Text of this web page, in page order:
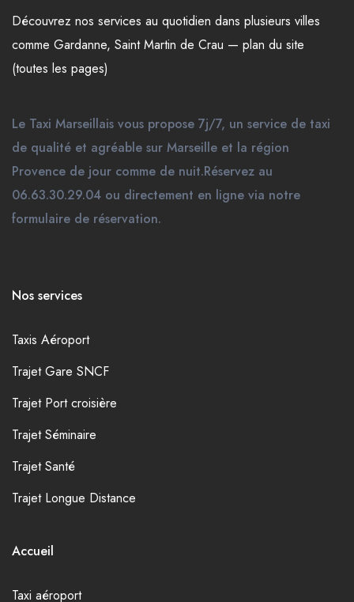
Découvrez nos services au quotidien dans plusieurs villes
comme Gardanne, Saint Martin de Crau — plan du site
(toutes les pages)
Le Taxi Marseillais vous propose 7j/7, un service de taxi
de qualité et agréable sur Marseille et la région
Provence de jour comme de nuit.Réservez au
06.63.30.29.04 ou directement en ligne via notre
formulaire de réservation.
Nos services
Taxis Aéroport
Trajet Gare SNCF
Trajet Port croisière
Trajet Séminaire
Trajet Santé
Trajet Longue Distance
Accueil
Taxi aéroport